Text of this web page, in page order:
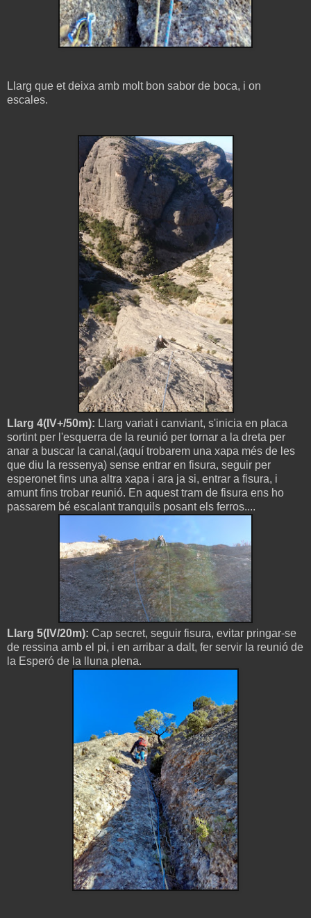
Llarg que et deixa amb molt bon sabor de boca, i on
escales.
Llarg 4(IV+/50m): Llarg variat i canviant, s'inicia en placa
sortint per l'esquerra de la reunió per tornar a la dreta per
anar a buscar la canal,(aquí trobarem una xapa més de les
que diu la ressenya) sense entrar en fisura, seguir per
esperonet fins una altra xapa i ara ja si, entrar a fisura, i
amunt fins trobar reunió. En aquest tram de fisura ens ho
passarem bé escalant tranquils posant els ferros....
Llarg 5(IV/20m): Cap secret, seguir fisura, evitar pringar-se
de ressina amb el pi, i en arribar a dalt, fer servir la reunió de
la Esperó de la lluna plena.